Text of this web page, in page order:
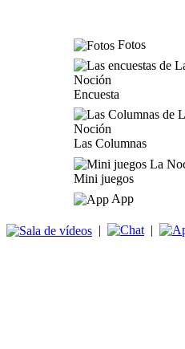
Fotos
Encuesta
Las Columnas
Mini juegos
App
| |